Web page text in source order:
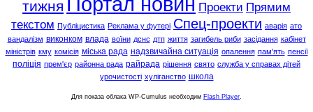
тижня
Проекти Прямим
текстом Публіцистика Реклама у футері Спец-проекти аварія ато
вандалізм виконком влада воїни дснс дтп життя загибель риби засідання кабінет
міністрів кму комісія міська рада надзвичайна ситуація опалення пам'ять пенсії
поліція прем'єр районна рада райрада рішення свято служба у справах дітей
урочистості хуліганство школа
Для показа облака WP-Cumulus необходим Flash Player